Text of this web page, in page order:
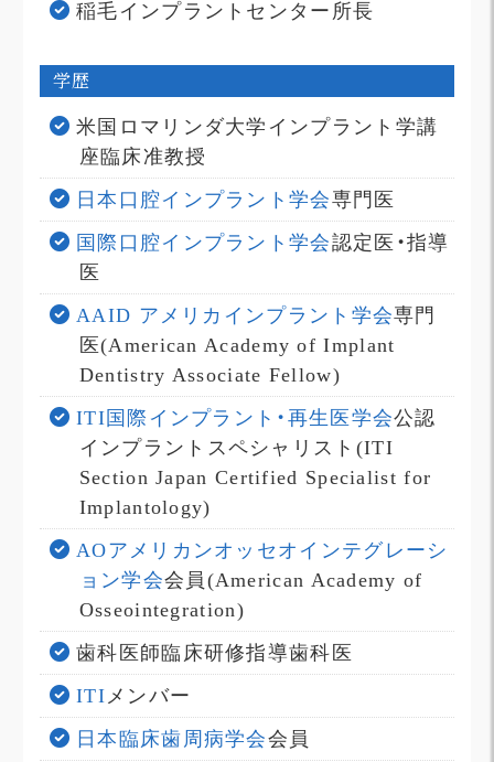
稲毛インプラントセンター所長
学歴
米国ロマリンダ大学インプラント学講
座臨床准教授
日本口腔インプラント学会専門医
国際口腔インプラント学会認定医・指導
医
AAID アメリカインプラント学会専門
医(American Academy of Implant
Dentistry Associate Fellow)
ITI国際インプラント・再生医学会公認
インプラントスペシャリスト(ITI
Section Japan Certified Specialist for
Implantology)
AOアメリカンオッセオインテグレーシ
ョン学会会員(American Academy of
Osseointegration)
歯科医師臨床研修指導歯科医
ITIメンバー
日本臨床歯周病学会会員